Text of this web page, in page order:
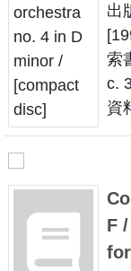
出
索
c.
資
F